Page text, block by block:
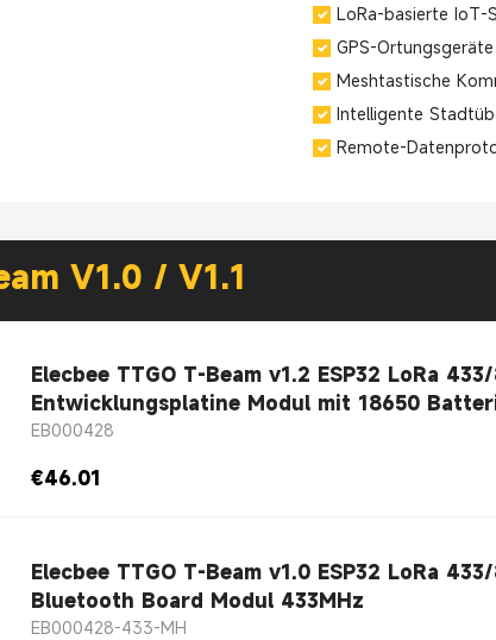
LoRa-basierte IoT-
GPS-
Meshtastische
Intelligente
Remote-
V1.0 / V1.1
Elecbee TTGO T-Beam v1.2 ESP32 LoRa
Entwicklungsplatine Modul mit 18650
EB000428
€46.01
Elecbee TTGO T-Beam v1.0 ESP32 LoRa
Bluetooth Board Modul 433MHz
EB000428-433-MH